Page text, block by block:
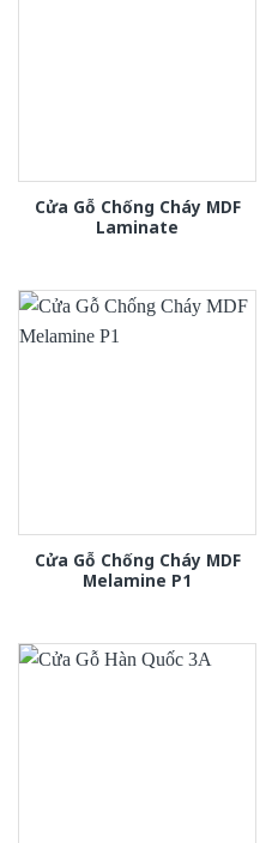
Cửa Gỗ Chống Cháy MDF
Laminate
Cửa Gỗ Chống Cháy MDF
Melamine P1